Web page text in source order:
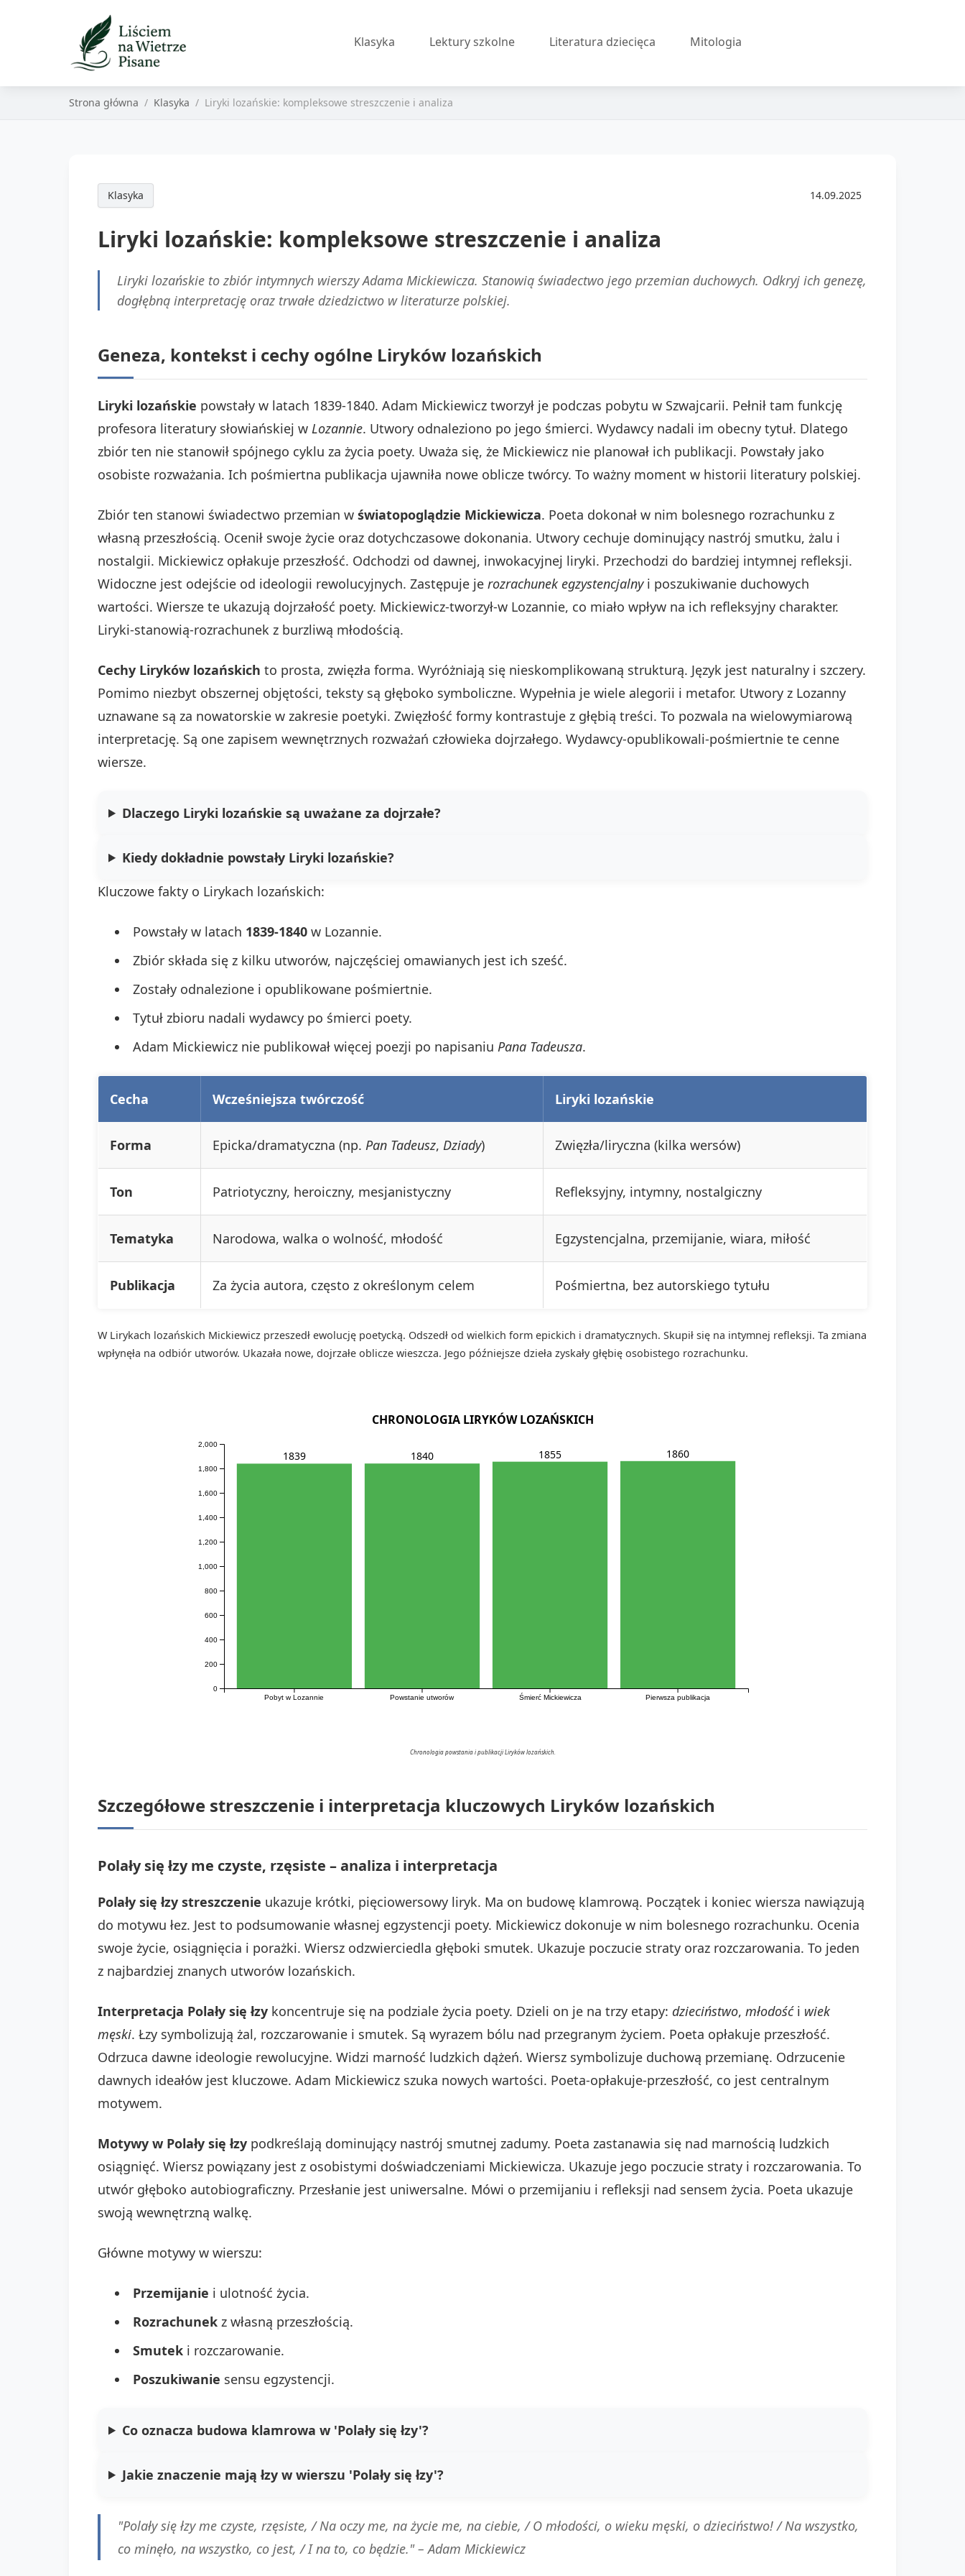
Klasyka Lektury szkolne Literatura dziecięca Mitologia
Strona główna Klasyka Liryki lozańskie: kompleksowe streszczenie i analiza
Klasyka 14.09.2025
Liryki lozańskie: kompleksowe streszczenie i analiza
Liryki lozańskie to zbiór intymnych wierszy Adama Mickiewicza. Stanowią świadectwo jego przemian duchowych. Odkryj ich genezę,
dogłębną interpretację oraz trwałe dziedzictwo w literaturze polskiej.
Geneza, kontekst i cechy ogólne Liryków lozańskich
Liryki lozańskie powstały w latach 1839-1840. Adam Mickiewicz tworzył je podczas pobytu w Szwajcarii. Pełnił tam funkcję
profesora literatury słowiańskiej w Lozannie. Utwory odnaleziono po jego śmierci. Wydawcy nadali im obecny tytuł. Dlatego
zbiór ten nie stanowił spójnego cyklu za życia poety. Uważa się, że Mickiewicz nie planował ich publikacji. Powstały jako
osobiste rozważania. Ich pośmiertna publikacja ujawniła nowe oblicze twórcy. To ważny moment w historii literatury polskiej.
Zbiór ten stanowi świadectwo przemian w światopoglądzie Mickiewicza. Poeta dokonał w nim bolesnego rozrachunku z
własną przeszłością. Ocenił swoje życie oraz dotychczasowe dokonania. Utwory cechuje dominujący nastrój smutku, żalu i
nostalgii. Mickiewicz opłakuje przeszłość. Odchodzi od dawnej, inwokacyjnej liryki. Przechodzi do bardziej intymnej refleksji.
Widoczne jest odejście od ideologii rewolucyjnych. Zastępuje je rozrachunek egzystencjalnyi poszukiwanie duchowych
wartości. Wiersze te ukazują dojrzałość poety. Mickiewicz-tworzył-w Lozannie, co miało wpływ na ich refleksyjny charakter.
Liryki-stanowią-rozrachunek z burzliwą młodością.
Cechy Liryków lozańskich to prosta, zwięzła forma. Wyróżniają się nieskomplikowaną strukturą. Język jest naturalny i szczery.
Pomimo niezbyt obszernej objętości, teksty są głęboko symboliczne. Wypełnia je wiele alegorii i metafor. Utwory z Lozanny
uznawane są za nowatorskie w zakresie poetyki. Zwięzłość formy kontrastuje z głębią treści. To pozwala na wielowymiarową
interpretację. Są one zapisem wewnętrznych rozważań człowieka dojrzałego. Wydawcy-opublikowali-pośmiertnie te cenne
wiersze.
Dlaczego Liryki lozańskie są uważane za dojrzałe?
Kiedy dokładnie powstały Liryki lozańskie?
Kluczowe fakty o Lirykach lozańskich:
Powstały w latach 1839-1840 w Lozannie.
Zbiór składa się z kilku utworów, najczęściej omawianych jest ich sześć.
Zostały odnalezione i opublikowane pośmiertnie.
Tytuł zbioru nadali wydawcy po śmierci poety.
Adam Mickiewicz nie publikował więcej poezji po napisaniu Pana Tadeusza.
Cecha Wcześniejsza twórczość Liryki lozańskie
Forma Epicka/dramatyczna (np. Pan Tadeusz, Dziady) Zwięzła/liryczna (kilka wersów)
Ton Patriotyczny, heroiczny, mesjanistyczny Refleksyjny, intymny, nostalgiczny
Tematyka Narodowa, walka o wolność, młodość Egzystencjalna, przemijanie, wiara, miłość
Publikacja Za życia autora, często z określonym celem Pośmiertna, bez autorskiego tytułu
W Lirykach lozańskich Mickiewicz przeszedł ewolucję poetycką. Odszedł od wielkich form epickich i dramatycznych. Skupił się na intymnej refleksji. Ta zmiana
wpłynęła na odbiór utworów. Ukazała nowe, dojrzałe oblicze wieszcza. Jego późniejsze dzieła zyskały głębię osobistego rozrachunku.
CHRONOLOGIA LIRYKÓW LOZAŃSKICH
Pobyt w Lozannie Powstanie utworów Śmierć Mickiewicza Pierwsza publikacja
0
200
400
600
800
1,000
1,200
1,400
1,600
1,800
2,000
1839 1840 1855 1860
Chronologia powstania i publikacji Liryków lozańskich.
Szczegółowe streszczenie i interpretacja kluczowych Liryków lozańskich
Polały się łzy me czyste, rzęsiste – analiza i interpretacja
Polały się łzy streszczenie ukazuje krótki, pięciowersowy liryk. Ma on budowę klamrową. Początek i koniec wiersza nawiązują
do motywu łez. Jest to podsumowanie własnej egzystencji poety. Mickiewicz dokonuje w nim bolesnego rozrachunku. Ocenia
swoje życie, osiągnięcia i porażki. Wiersz odzwierciedla głęboki smutek. Ukazuje poczucie straty oraz rozczarowania. To jeden
z najbardziej znanych utworów lozańskich.
Interpretacja Polały się łzy koncentruje się na podziale życia poety. Dzieli on je na trzy etapy: dzieciństwo, młodośći wiek
męski. Łzy symbolizują żal, rozczarowanie i smutek. Są wyrazem bólu nad przegranym życiem. Poeta opłakuje przeszłość.
Odrzuca dawne ideologie rewolucyjne. Widzi marność ludzkich dążeń. Wiersz symbolizuje duchową przemianę. Odrzucenie
dawnych ideałów jest kluczowe. Adam Mickiewicz szuka nowych wartości. Poeta-opłakuje-przeszłość, co jest centralnym
motywem.
Motywy w Polały się łzy podkreślają dominujący nastrój smutnej zadumy. Poeta zastanawia się nad marnością ludzkich
osiągnięć. Wiersz powiązany jest z osobistymi doświadczeniami Mickiewicza. Ukazuje jego poczucie straty i rozczarowania. To
utwór głęboko autobiograficzny. Przesłanie jest uniwersalne. Mówi o przemijaniu i refleksji nad sensem życia. Poeta ukazuje
swoją wewnętrzną walkę.
Główne motywy w wierszu:
Przemijanie i ulotność życia.
Rozrachunek z własną przeszłością.
Smutek i rozczarowanie.
Poszukiwanie sensu egzystencji.
Co oznacza budowa klamrowa w 'Polały się łzy'?
Jakie znaczenie mają łzy w wierszu 'Polały się łzy'?
"Polały się łzy me czyste, rzęsiste, / Na oczy me, na życie me, na ciebie, / O młodości, o wieku męski, o dzieciństwo! / Na wszystko,
co minęło, na wszystko, co jest, / I na to, co będzie." –Adam Mickiewicz